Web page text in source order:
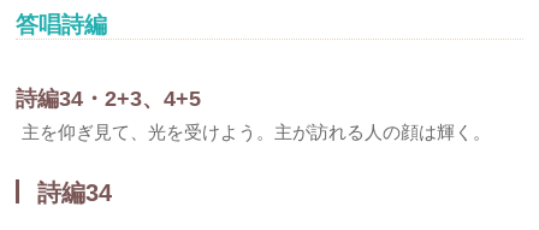
答唱詩編
詩編34・2+3、4+5
主を仰ぎ見て、光を受けよう。主が訪れる人の顔は輝く。
詩編34